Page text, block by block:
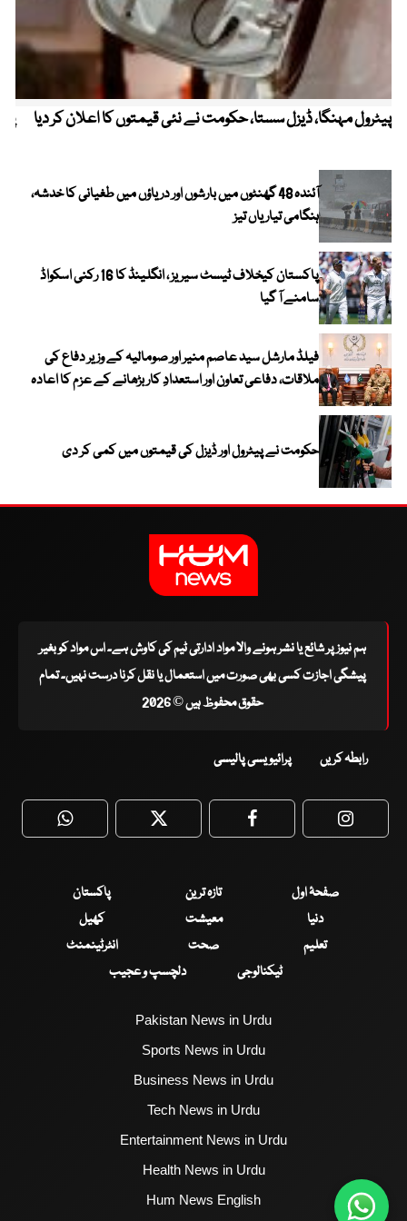
پیٹرول مہنگا، ڈیزل سستا، حکومت نے نئی قیمتوں کا اعلان کر دیا
آئندہ 48 گھنٹوں میں بارشوں اور دریاؤں میں طغیانی کا خدشہ،
ہنگامی تیاریاں تیز
پاکستان کیخلاف ٹیسٹ سیریز ، انگلینڈ کا 16 رکنی اسکواڈ
سامنے آ گیا
فیلڈ مارشل سید عاصم منیر اور صومالیہ کے وزیر دفاع کی
ملاقات، دفاعی تعاون اور استعدادِ کار بڑھانے کے عزم کا اعادہ
حکومت نے پیٹرول اور ڈیزل کی قیمتوں میں کمی کر دی
ہم نیوز پر شائع یا نشر ہونے والا مواد ادارتی ٹیم کی کاوش ہے۔ اس مواد کو بغیر
پیشگی اجازت کسی بھی صورت میں استعمال یا نقل کرنا درست نہیں۔ تمام
حقوق محفوظ ہیں © 2026
رابطہ کریں پرائیویسی پالیسی
WhatsApp Twitter Facebook
صفحۂ اول تازہ ترین
پاکستان
دنیا
معیشت
کھیل
تعلیم
صحت
انٹرٹینمنٹ
ٹیکنالوجی
دلچسپ و عجیب
Pakistan News in Urdu
Sports News in Urdu
Business News in Urdu
Tech News in Urdu
Entertainment News in Urdu
Health News in Urdu
Hum News English